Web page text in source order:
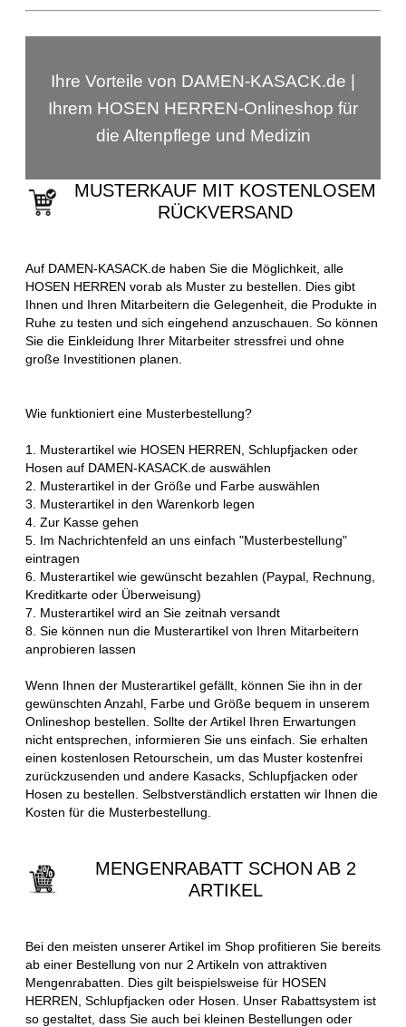
Ihre Vorteile von DAMEN-KASACK.de |
Ihrem HOSEN HERREN-Onlineshop für
die Altenpflege und Medizin
MUSTERKAUF MIT KOSTENLOSEM
RÜCKVERSAND
Auf DAMEN-KASACK.de haben Sie die Möglichkeit, alle
HOSEN HERREN vorab als Muster zu bestellen. Dies gibt
Ihnen und Ihren Mitarbeitern die Gelegenheit, die Produkte in
Ruhe zu testen und sich eingehend anzuschauen. So können
Sie die Einkleidung Ihrer Mitarbeiter stressfrei und ohne
große Investitionen planen.
Wie funktioniert eine Musterbestellung?
1. Musterartikel wie HOSEN HERREN, Schlupfjacken oder
Hosen auf DAMEN-KASACK.de auswählen
2. Musterartikel in der Größe und Farbe auswählen
3. Musterartikel in den Warenkorb legen
4. Zur Kasse gehen
5. Im Nachrichtenfeld an uns einfach "Musterbestellung"
eintragen
6. Musterartikel wie gewünscht bezahlen (Paypal, Rechnung,
Kreditkarte oder Überweisung)
7. Musterartikel wird an Sie zeitnah versandt
8. Sie können nun die Musterartikel von Ihren Mitarbeitern
anprobieren lassen
Wenn Ihnen der Musterartikel gefällt, können Sie ihn in der
gewünschten Anzahl, Farbe und Größe bequem in unserem
Onlineshop bestellen. Sollte der Artikel Ihren Erwartungen
nicht entsprechen, informieren Sie uns einfach. Sie erhalten
einen kostenlosen Retourschein, um das Muster kostenfrei
zurückzusenden und andere Kasacks, Schlupfjacken oder
Hosen zu bestellen. Selbstverständlich erstatten wir Ihnen die
Kosten für die Musterbestellung.
MENGENRABATT SCHON AB 2
ARTIKEL
Bei den meisten unserer Artikel im Shop profitieren Sie bereits
ab einer Bestellung von nur 2 Artikeln von attraktiven
Mengenrabatten. Dies gilt beispielsweise für HOSEN
HERREN, Schlupfjacken oder Hosen. Unser Rabattsystem ist
so gestaltet, dass Sie auch bei kleinen Bestellungen oder